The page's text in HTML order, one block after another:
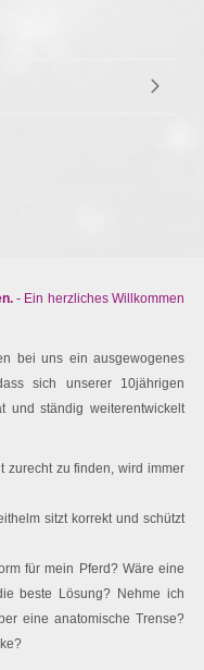
- Ein herzliches Willkommen
bei uns ein ausgewogenes
sich unserer 10jährigen
und ständig weiterentwickelt
zurecht zu finden, wird immer
sitzt korrekt und schützt
für mein Pferd? Wäre eine
beste Lösung? Nehme ich
eine anatomische Trense?